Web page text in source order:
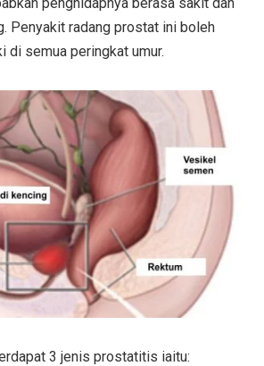
Penyakit radang prostat ini boleh
di semua peringkat umur.
3 jenis prostatitis iaitu: